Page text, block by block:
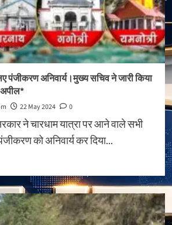
पंजीकरण अनिवार्य।मुख्य सचिव ने जारी किया
22 May 2024 0
ने चारधाम यात्रा पर आने वाले सभी
को अनिवार्य कर दिया...